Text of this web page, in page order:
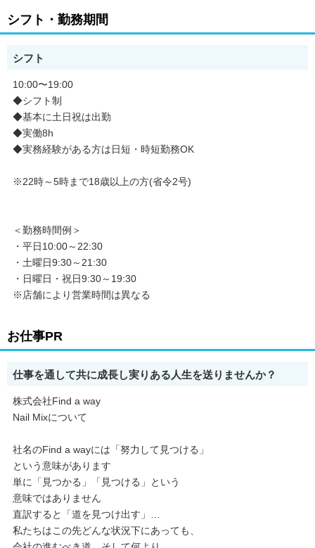
シフト・勤務期間
シフト
10:00〜19:00
◆シフト制
◆基本に土日祝は出勤
◆実働8h
◆実務経験がある方は日短・時短勤務OK
※22時～5時まで18歳以上の方(省令2号)
＜勤務時間例＞
・平日10:00～22:30
・土曜日9:30～21:30
・日曜日・祝日9:30～19:30
※店舗により営業時間は異なる
お仕事PR
仕事を通して共に成長し実りある人生を送りませんか？
株式会社Find a way
Nail Mixについて
社名のFind a wayには「努力して見つける」
という意味があります
単に「見つかる」「見つける」という
意味ではありません
直訳すると「道を見つけ出す」…
私たちはこの先どんな状況下にあっても、